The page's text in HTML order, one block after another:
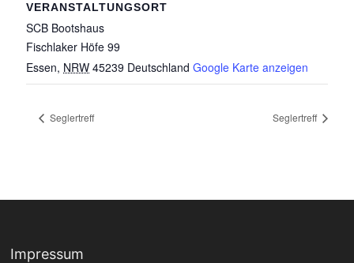
VERANSTALTUNGSORT
SCB Bootshaus
Fischlaker Höfe 99
Essen, NRW 45239 Deutschland Google Karte anzeigen
Seglertreff Seglertreff
Impressum